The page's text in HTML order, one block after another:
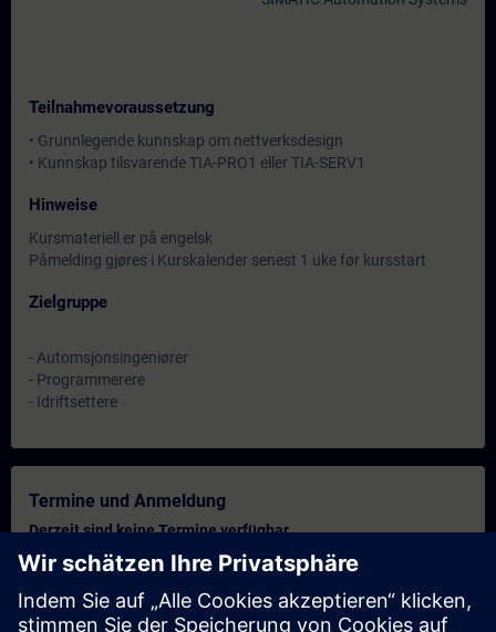
Teilnahmevoraussetzung
• Grunnlegende kunnskap om nettverksdesign
• Kunnskap tilsvarende TIA-PRO1 eller TIA-SERV1
Hinweise
Kursmateriell er på engelsk
Påmelding gjøres i Kurskalender senest 1 uke før kursstart
Zielgruppe
- Automsjonsingeniører
- Programmerere
- Idriftsettere
Termine und Anmeldung
Derzeit sind keine Termine verfügbar
Setzen Sie sich auf die Interessentenliste und erhalten Sie eine
Benachrichtigung sobald neue Termine verfügbar sind.
Benachrichtigungsservice aktivieren